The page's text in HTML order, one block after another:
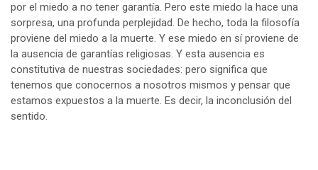
por el miedo a no tener garantía. Pero este miedo la hace una
sorpresa, una profunda perplejidad. De hecho, toda la filosofía
proviene del miedo a la muerte. Y ese miedo en sí proviene de
la ausencia de garantías religiosas. Y esta ausencia es
constitutiva de nuestras sociedades: pero significa que
tenemos que conocernos a nosotros mismos y pensar que
estamos expuestos a la muerte. Es decir, la inconclusión del
sentido.